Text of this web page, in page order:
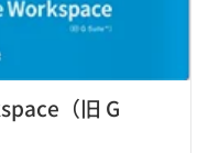
（旧 G